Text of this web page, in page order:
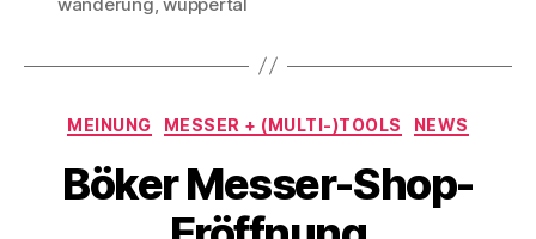
Kategorien
MEINUNG MESSER + (MULTI-)TOOLS NEWS
Böker Messer-Shop-